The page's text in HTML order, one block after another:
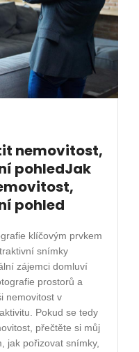
nemovitost,
pohledJak
pohled
klíčovým prvkem
snímky
zájemci domluví
prostorů a
nemovitost v
Pokud se tedy
přečtěte si můj
jak pořizovat snímky,